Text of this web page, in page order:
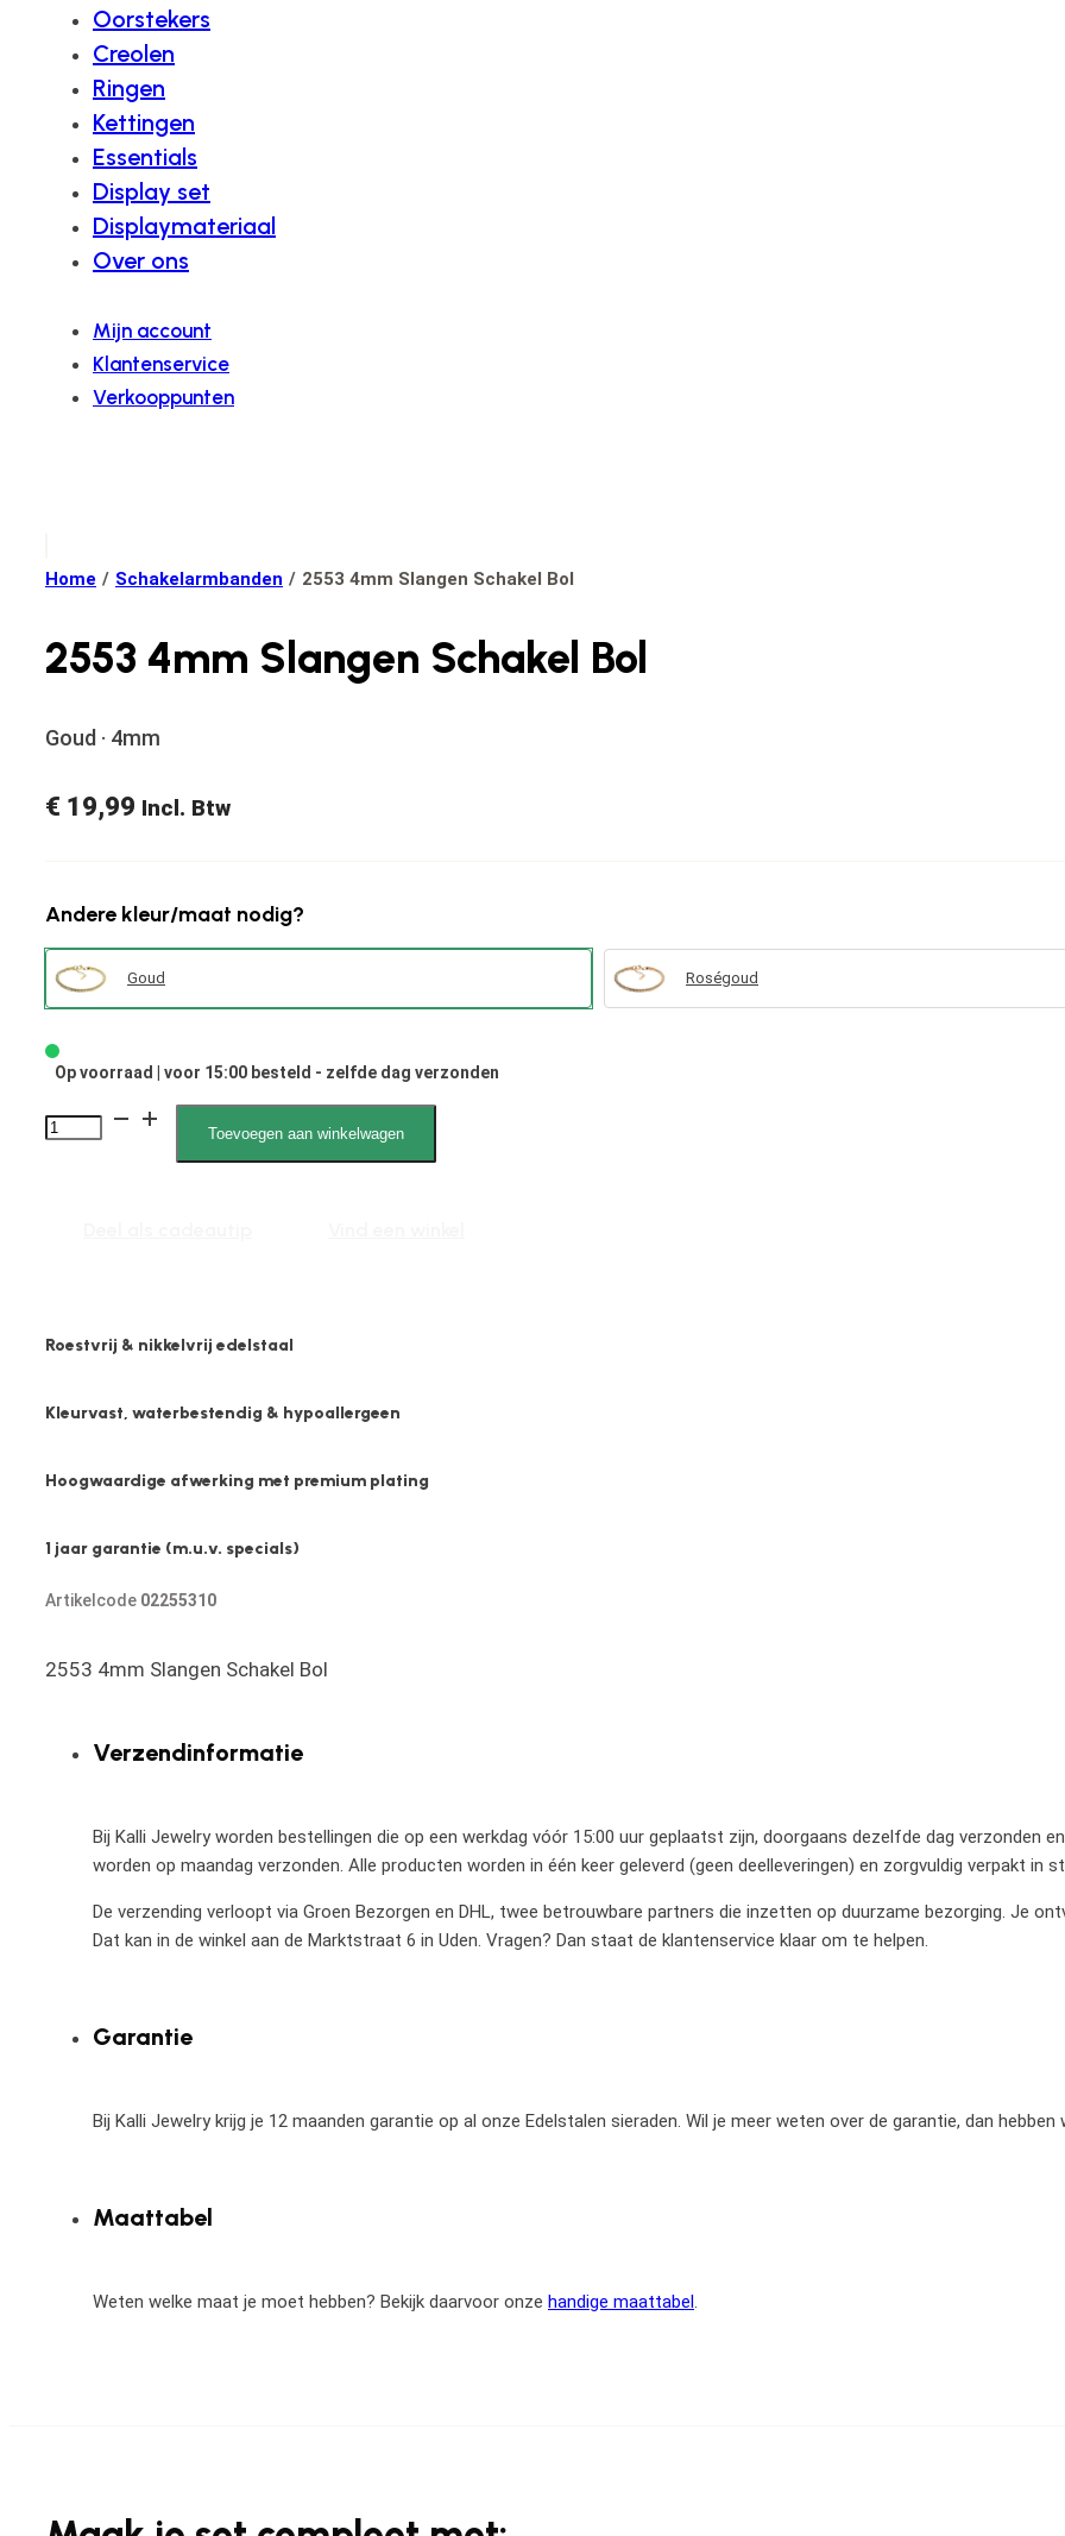
Oorstekers
Creolen
Ringen
Kettingen
Essentials
Display set
Displaymateriaal
Over ons
Mijn account
Klantenservice
Verkooppunten
Home / Schakelarmbanden / 2553 4mm Slangen Schakel Bol
2553 4mm Slangen Schakel Bol
Goud · 4mm
€ 19,99 Incl. Btw
Andere kleur/maat nodig?
Goud Roségoud
Op voorraad | voor 15:00 besteld - zelfde dag verzonden
2553
Toevoegen aan winkelwagen
Roestvrij & nikkelvrij edelstaal
Kleurvast, waterbestendig & hypoallergeen
Hoogwaardige afwerking met premium plating
1 jaar garantie (m.u.v. specials)
Artikelcode 02255310
2553 4mm Slangen Schakel Bol
Verzendinformatie
Bij Kalli Jewelry worden bestellingen die op een werkdag vóór 15:00 uur geplaatst zijn, doorgaans dezelfde dag verzonden
worden op maandag verzonden. Alle producten worden in één keer geleverd (geen deelleveringen) en zorgvuldig verpakt in
De verzending verloopt via Groen Bezorgen en DHL, twee betrouwbare partners die inzetten op duurzame bezorging. Je
Dat kan in de winkel aan de Marktstraat 6 in Uden. Vragen? Dan staat de klantenservice klaar om te helpen.
Garantie
Bij Kalli Jewelry krijg je 12 maanden garantie op al onze Edelstalen sieraden. Wil je meer weten over de garantie, dan hebben
Maattabel
Weten welke maat je moet hebben? Bekijk daarvoor onze handige maattabel.